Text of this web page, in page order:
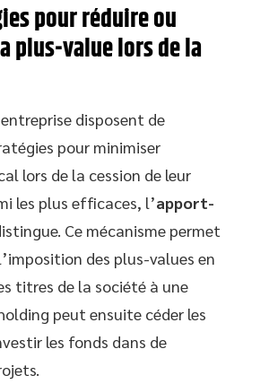
pour réduire ou
plus-value lors de la
disposent de
pour minimiser
lors de la cession de leur
les plus efficaces, l’apport-
Ce mécanisme permet
des plus-values en
titres de la société à une
peut ensuite céder les
les fonds dans de